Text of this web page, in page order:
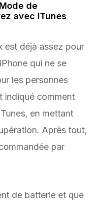
de
avec iTunes
est déjà assez pour
qui ne se
les personnes
indiqué comment
en mettant
Après tout,
par
de batterie et que